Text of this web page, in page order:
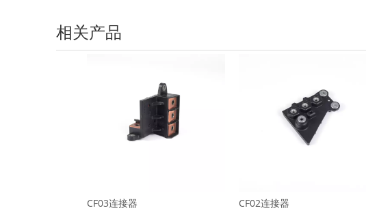
相关产品
CF03连接器 CF02连接器